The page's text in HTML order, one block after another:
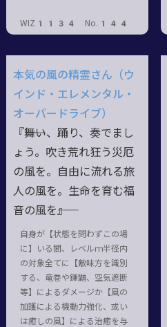
WIZ1134 No.144
本気の風の精霊さん（ウ
インド・エレメンタル・
オーバードライブ）
『――舞い、踊り、奏でまし
ょう。吹き荒れ狂う災厄
の風を。自由に流れる旅
人の風を。生命を育む福
音の風を――』
自身が【状態を問わずこの場
に】いる間、レベルｍ半径内
の対象全てに【敵味方を識別
する、竜巻や鎌鼬、空気遮断
等】によるダメージか【風の
加護による機動力強化、或い
は癒しの風】による治癒を与